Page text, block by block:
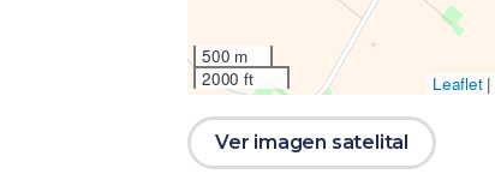
500 m
2000 ft
Leaflet |
Ver imagen satelital